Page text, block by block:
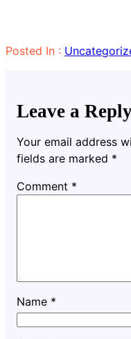
Posted In :
Leave a
Your email address
fields are marked *
Comment *
Name *